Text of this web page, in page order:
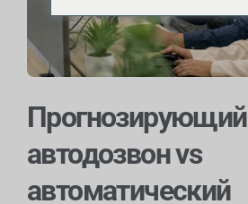
Прогнозирующий
автодозвон vs
автоматический